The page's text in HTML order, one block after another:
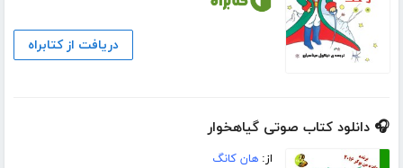
دریافت از کتابراه
🎧 دانلود کتاب صوتی گیاهخوار
از:هان کانگ